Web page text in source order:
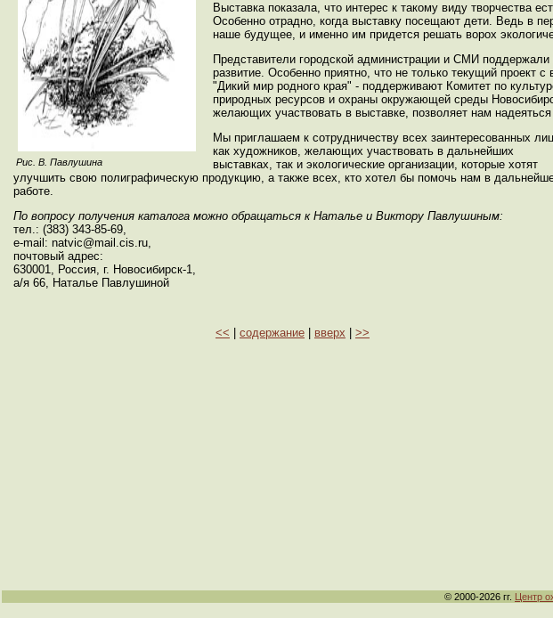
Рис. В. Павлушина
Выставка показала, что интерес к такому виду творчества
Особенно отрадно, когда выставку посещают дети. Ведь в
наше будущее, и именно им придется решать ворох
Представители городской администрации и СМИ
развитие. Особенно приятно, что не только текущий проект
"Дикий мир родного края" - поддерживают Комитет по
природных ресурсов и охраны окружающей среды
желающих участвовать в выставке, позволяет нам
Мы приглашаем к сотрудничеству всех заинтересованных
как художников, желающих участвовать в дальнейших
выставках, так и экологические организации, которые хотят
улучшить свою полиграфическую продукцию, а также всех, кто хотел бы помочь нам в
работе.
По вопросу получения каталога можно обращаться к Наталье и Виктору Павлушиным:
тел.: (383) 343-85-69,
e-mail: natvic@mail.cis.ru,
почтовый адрес:
630001, Россия, г. Новосибирск-1,
а/я 66, Наталье Павлушиной
<< содержание вверх >>
© 2000-2026 гг. Центр